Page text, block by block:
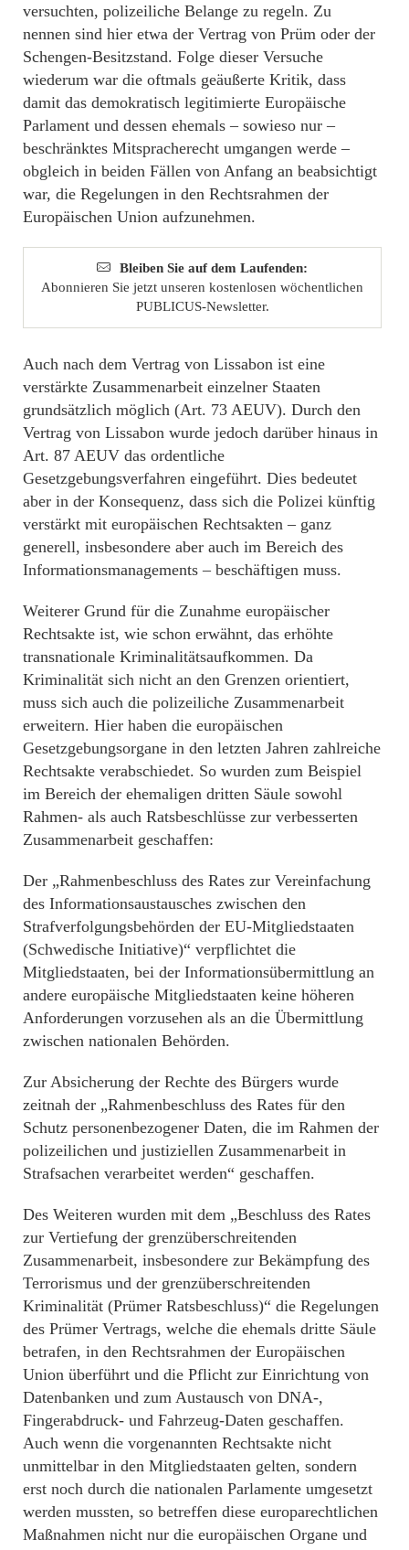
versuchten, polizeiliche Belange zu regeln. Zu
nennen sind hier etwa der Vertrag von Prüm oder der
Schengen-Besitzstand. Folge dieser Versuche
wiederum war die oftmals geäußerte Kritik, dass
damit das demokratisch legitimierte Europäische
Parlament und dessen ehemals – sowieso nur –
beschränktes Mitspracherecht umgangen werde –
obgleich in beiden Fällen von Anfang an beabsichtigt
war, die Regelungen in den Rechtsrahmen der
Europäischen Union aufzunehmen.
Bleiben Sie auf dem Laufenden:
Abonnieren Sie jetzt unseren kostenlosen wöchentlichen
PUBLICUS-Newsletter.
Auch nach dem Vertrag von Lissabon ist eine
verstärkte Zusammenarbeit einzelner Staaten
grundsätzlich möglich (Art. 73 AEUV). Durch den
Vertrag von Lissabon wurde jedoch darüber hinaus in
Art. 87 AEUV das ordentliche
Gesetzgebungsverfahren eingeführt. Dies bedeutet
aber in der Konsequenz, dass sich die Polizei künftig
verstärkt mit europäischen Rechtsakten – ganz
generell, insbesondere aber auch im Bereich des
Informationsmanagements – beschäftigen muss.
Weiterer Grund für die Zunahme europäischer
Rechtsakte ist, wie schon erwähnt, das erhöhte
transnationale Kriminalitätsaufkommen. Da
Kriminalität sich nicht an den Grenzen orientiert,
muss sich auch die polizeiliche Zusammenarbeit
erweitern. Hier haben die europäischen
Gesetzgebungsorgane in den letzten Jahren zahlreiche
Rechtsakte verabschiedet. So wurden zum Beispiel
im Bereich der ehemaligen dritten Säule sowohl
Rahmen- als auch Ratsbeschlüsse zur verbesserten
Zusammenarbeit geschaffen:
Der „Rahmenbeschluss des Rates zur Vereinfachung
des Informationsaustausches zwischen den
Strafverfolgungsbehörden der EU-Mitgliedstaaten
(Schwedische Initiative)“ verpflichtet die
Mitgliedstaaten, bei der Informationsübermittlung an
andere europäische Mitgliedstaaten keine höheren
Anforderungen vorzusehen als an die Übermittlung
zwischen nationalen Behörden.
Zur Absicherung der Rechte des Bürgers wurde
zeitnah der „Rahmenbeschluss des Rates für den
Schutz personenbezogener Daten, die im Rahmen der
polizeilichen und justiziellen Zusammenarbeit in
Strafsachen verarbeitet werden“ geschaffen.
Des Weiteren wurden mit dem „Beschluss des Rates
zur Vertiefung der grenzüberschreitenden
Zusammenarbeit, insbesondere zur Bekämpfung des
Terrorismus und der grenzüberschreitenden
Kriminalität (Prümer Ratsbeschluss)“ die Regelungen
des Prümer Vertrags, welche die ehemals dritte Säule
betrafen, in den Rechtsrahmen der Europäischen
Union überführt und die Pflicht zur Einrichtung von
Datenbanken und zum Austausch von DNA-,
Fingerabdruck- und Fahrzeug-Daten geschaffen.
Auch wenn die vorgenannten Rechtsakte nicht
unmittelbar in den Mitgliedstaaten gelten, sondern
erst noch durch die nationalen Parlamente umgesetzt
werden mussten, so betreffen diese europarechtlichen
Maßnahmen nicht nur die europäischen Organe und